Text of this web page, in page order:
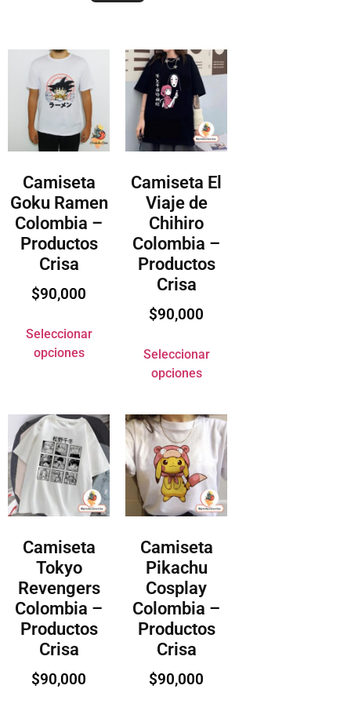
Camiseta
Goku Ramen
Colombia –
Productos
Crisa
$90,000
Seleccionar
opciones
Camiseta El
Viaje de
Chihiro
Colombia –
Productos
Crisa
$90,000
Seleccionar
opciones
Camiseta
Tokyo
Revengers
Colombia –
Productos
Crisa
$90,000
Camiseta
Pikachu
Cosplay
Colombia –
Productos
Crisa
$90,000